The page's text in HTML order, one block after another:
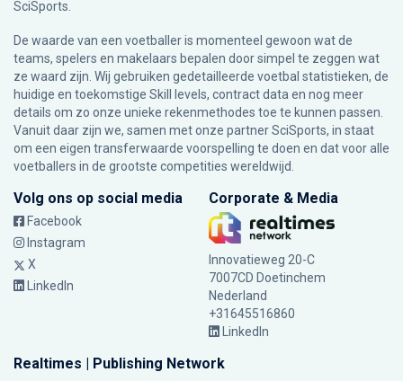
SciSports
De waarde van een voetballer is momenteel gewoon wat de
teams, spelers en makelaars bepalen door simpel te zeggen wat
ze waard zijn. Wij gebruiken gedetailleerde voetbal statistieken, de
huidige en toekomstige Skill levels, contract data en nog meer
details om zo onze unieke rekenmethodes toe te kunnen passen.
Vanuit daar zijn we, samen met onze partner SciSports, in staat
om een eigen transferwaarde voorspelling te doen en dat voor alle
voetballers in de grootste competities wereldwijd.
Volg ons op social media
Facebook
Instagram
X
LinkedIn
Corporate & Media
Innovatieweg 20-C
7007CD Doetinchem
Nederland
+31645516860
LinkedIn
Realtimes | Publishing Network